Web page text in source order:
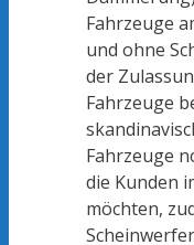
Fahrzeuge
und ohne
der
Fahrzeuge
Fahrzeuge
die Kunden
möchten,